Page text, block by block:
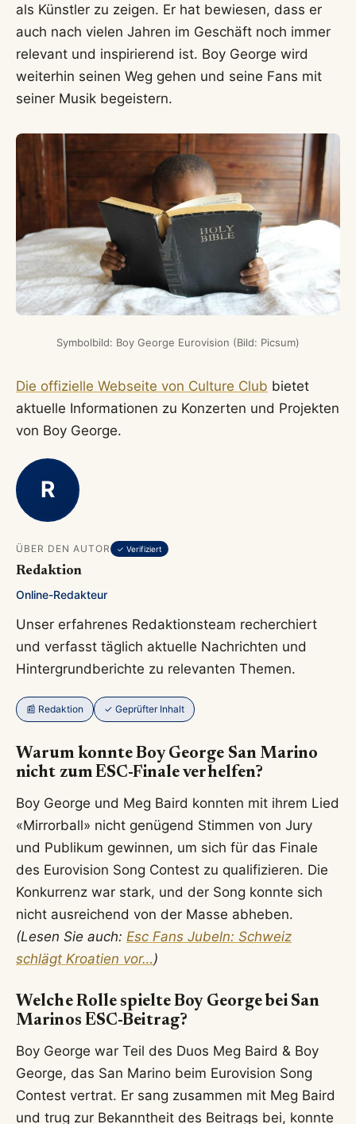
als Künstler zu zeigen. Er hat bewiesen, dass er
auch nach vielen Jahren im Geschäft noch immer
relevant und inspirierend ist. Boy George wird
weiterhin seinen Weg gehen und seine Fans mit
seiner Musik begeistern.
Symbolbild: Boy George Eurovision (Bild: Picsum)
Die offizielle Webseite von Culture Club bietet
aktuelle Informationen zu Konzerten und Projekten
von Boy George.
R
ÜBER DEN AUTOR ✓ Verifiziert
Redaktion
Online-Redakteur
Unser erfahrenes Redaktionsteam recherchiert
und verfasst täglich aktuelle Nachrichten und
Hintergrundberichte zu relevanten Themen.
📰 Redaktion ✓ Geprüfter Inhalt
Warum konnte Boy George San Marino
nicht zum ESC-Finale verhelfen?
Boy George und Meg Baird konnten mit ihrem Lied
«Mirrorball» nicht genügend Stimmen von Jury
und Publikum gewinnen, um sich für das Finale
des Eurovision Song Contest zu qualifizieren. Die
Konkurrenz war stark, und der Song konnte sich
nicht ausreichend von der Masse abheben.
(Lesen Sie auch: Esc Fans Jubeln: Schweiz
schlägt Kroatien vor…)
Welche Rolle spielte Boy George bei San
Marinos ESC-Beitrag?
Boy George war Teil des Duos Meg Baird & Boy
George, das San Marino beim Eurovision Song
Contest vertrat. Er sang zusammen mit Meg Baird
und trug zur Bekanntheit des Beitrags bei, konnte